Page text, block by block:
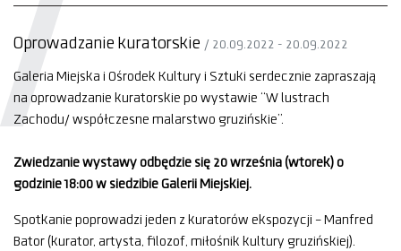
Oprowadzanie kuratorskie / 20.09.2022 - 20.09.2022
Galeria Miejska i Ośrodek Kultury i Sztuki serdecznie zapraszają
na oprowadzanie kuratorskie po wystawie “W lustrach
Zachodu/ współczesne malarstwo gruzińskie”.
Zwiedzanie wystawy odbędzie się 20 września (wtorek) o
godzinie 18:00 w siedzibie Galerii Miejskiej.
Spotkanie poprowadzi jeden z kuratorów ekspozycji – Manfred
Bator (kurator, artysta, filozof, miłośnik kultury gruzińskiej).